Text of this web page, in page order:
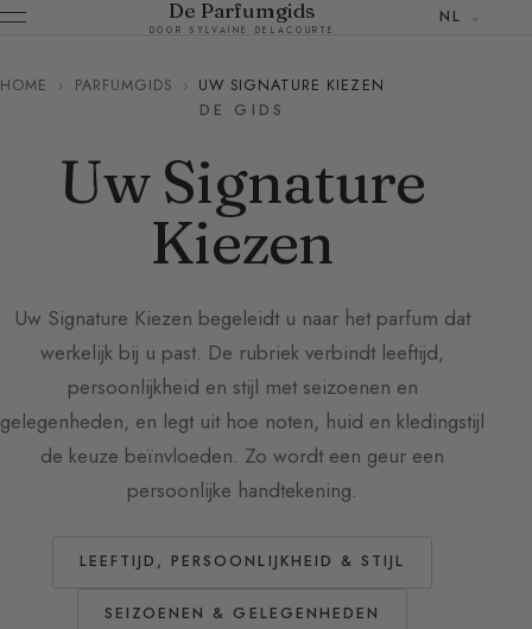
De Parfumgids
DOOR SYLVAINE DELACOURTE
NL
HOME › PARFUMGIDS › UW SIGNATURE KIEZEN
DE GIDS
Uw Signature
Kiezen
Uw Signature Kiezen begeleidt u naar het parfum dat
werkelijk bij u past. De rubriek verbindt leeftijd,
persoonlijkheid en stijl met seizoenen en
gelegenheden, en legt uit hoe noten, huid en kledingstijl
de keuze beïnvloeden. Zo wordt een geur een
persoonlijke handtekening.
LEEFTIJD, PERSOONLIJKHEID & STIJL
SEIZOENEN & GELEGENHEDEN